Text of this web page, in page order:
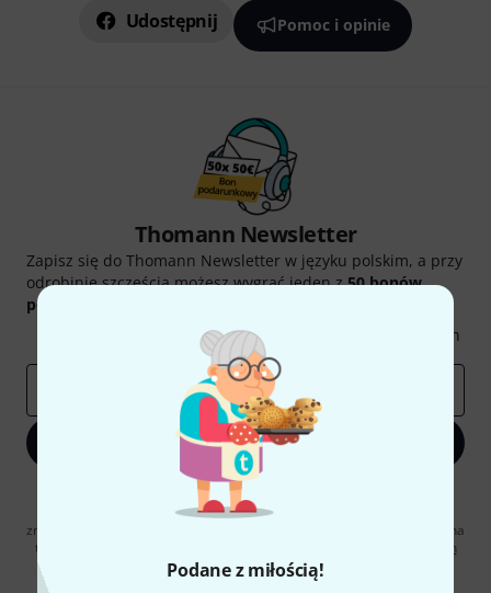
Podane z miłością!
Udostępnij Pomoc i opinie
Thomann Newsletter
Zapisz się do Thomann Newsletter w języku polskim, a przy
odrobinie szczęścia możesz wygrać jeden z50 bonów
podarunkowych
Oferty Spostrzeżenia Thomann
Zapisz się teraz
Klikając na „Zapisz się teraz”, wyrażasz zgodę na otrzymywanie
materialów reklamowych przesyłanych drogą elektroniczną. Możesz
zrezygnować z subskrypcji w dowolnym momencie. Więcej informacji na
temat newslettera można znaleźć w naszych
wytycznych dotyczących
ochrony danych ososbowych